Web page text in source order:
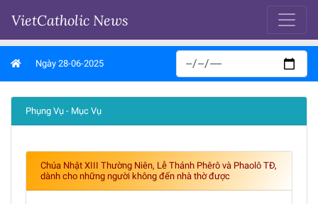
VietCatholic News
Ngày 28-06-2025
Phụng Vụ - Mục Vụ
Chúa Nhật XIII Thường Niên, Lễ Thánh Phêrô và Phaolô TĐ,
dành cho những người không đến nhà thờ được